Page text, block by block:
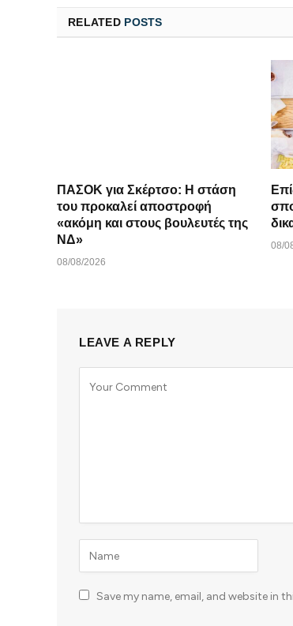
RELATED POSTS
ΠΑΣΟΚ για Σκέρτσο: Η στάση
του προκαλεί αποστροφή
«ακόμη και στους βουλευτές της
ΝΔ»
08/08/2026
08/
LEAVE A REPLY
Save my name, email, and website in